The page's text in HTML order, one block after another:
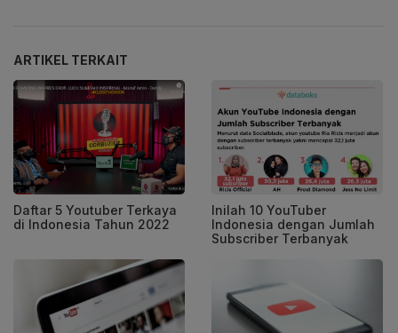
ARTIKEL TERKAIT
Daftar 5 Youtuber Terkaya
di Indonesia Tahun 2022
Inilah 10 YouTuber
Indonesia dengan Jumlah
Subscriber Terbanyak